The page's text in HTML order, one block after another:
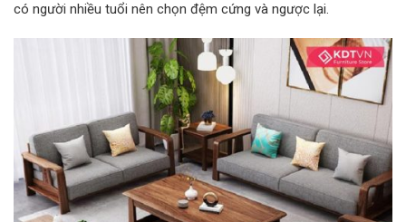
có người nhiều tuổi nên chọn đệm cứng và ngược lại.